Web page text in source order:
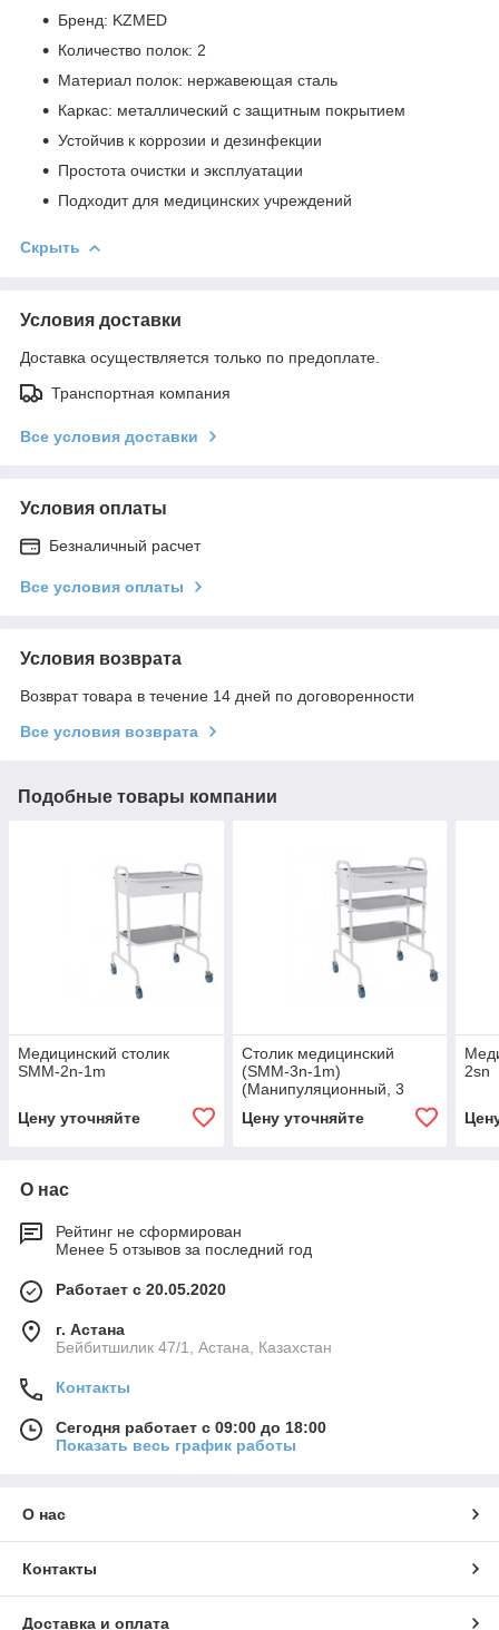
Бренд: KZMED
Количество полок: 2
Материал полок: нержавеющая сталь
Каркас: металлический с защитным покрытием
Устойчив к коррозии и дезинфекции
Простота очистки и эксплуатации
Подходит для медицинских учреждений
Скрыть
Условия доставки
Доставка осуществляется только по предоплате.
Транспортная компания
Все условия доставки
Условия оплаты
Безналичный расчет
Все условия оплаты
Условия возврата
Возврат товара в течение 14 дней по договоренности
Все условия возврата
Подобные товары компании
Медицинский столик
SMM-2n-1m
Цену уточняйте
Столик медицинский
(SMM-3n-1m)
(Манипуляционный, 3
металл)
Цену уточняйте
2sn
О нас
Рейтинг не сформирован
Менее 5 отзывов за последний год
Работает с 20.05.2020
г. Астана
Бейбитшилик 47/1, Астана, Казахстан
Контакты
Сегодня работает с 09:00 до 18:00
Показать весь график работы
О нас
Контакты
Доставка и оплата